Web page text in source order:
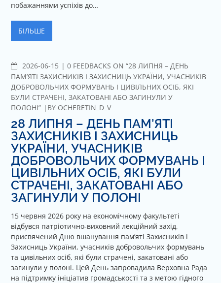
побажаннями успіхів до…
БІЛЬШЕ
2026-06-15
C
O
M
M
E
N
T
S
0 FEEDBACKS ON “28 ЛИПНЯ – ДЕНЬ
ПАМ’ЯТІ ЗАХИСНИКІВ І ЗАХИСНИЦЬ УКРАЇНИ, УЧАСНИКІВ
ДОБРОВОЛЬЧИХ ФОРМУВАНЬ І ЦИВІЛЬНИХ ОСІБ, ЯКІ
БУЛИ СТРАЧЕНІ, ЗАКАТОВАНІ АБО ЗАГИНУЛИ У
ПОЛОНІ”
BY OCHERETIN_D_V
28 ЛИПНЯ – ДЕНЬ ПАМ’ЯТІ
ЗАХИСНИКІВ І ЗАХИСНИЦЬ
УКРАЇНИ, УЧАСНИКІВ
ДОБРОВОЛЬЧИХ ФОРМУВАНЬ І
ЦИВІЛЬНИХ ОСІБ, ЯКІ БУЛИ
СТРАЧЕНІ, ЗАКАТОВАНІ АБО
ЗАГИНУЛИ У ПОЛОНІ
15 червня 2026 року на економічному факультеті
відбувся патріотично-виховний лекційний захід,
присвячений Дню вшанування пам’яті Захисників і
Захисниць України, учасників добровольчих формувань
та цивільних осіб, які були страчені, закатовані або
загинули у полоні. Цей День запровадила Верховна Рада
на підтримку ініціатив громадськості та з метою гідного